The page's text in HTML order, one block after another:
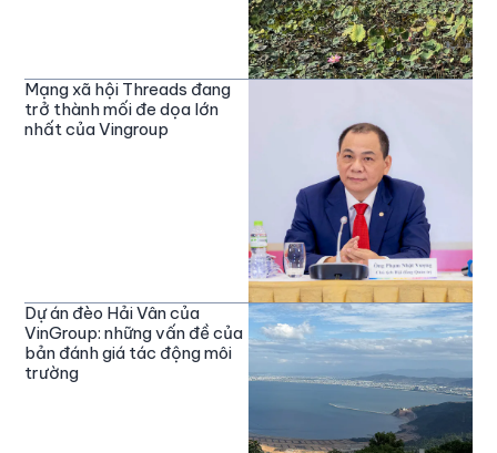
Mạng xã hội Threads đang
trở thành mối đe dọa lớn
nhất của Vingroup
Dự án đèo Hải Vân của
VinGroup: những vấn đề của
bản đánh giá tác động môi
trường